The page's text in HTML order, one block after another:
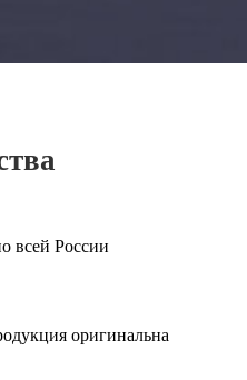
всей России
оригинальна